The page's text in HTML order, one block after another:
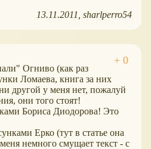
13.11.2011 sharlperro54
Огниво (как раз
Ломаева, книга за них
другой у меня нет, пожалуй
они того стоят!
Бориса Диодорова! Это
Ерко (тут в статье она
немного смущает текст - с